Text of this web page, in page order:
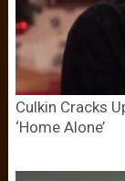
Culkin Cracks
‘Home Alone’